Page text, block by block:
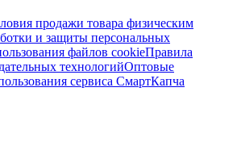
продажи товара физическим
и защиты персональных
файлов cookieПравила
технологийОптовые
сервиса СмартКапча